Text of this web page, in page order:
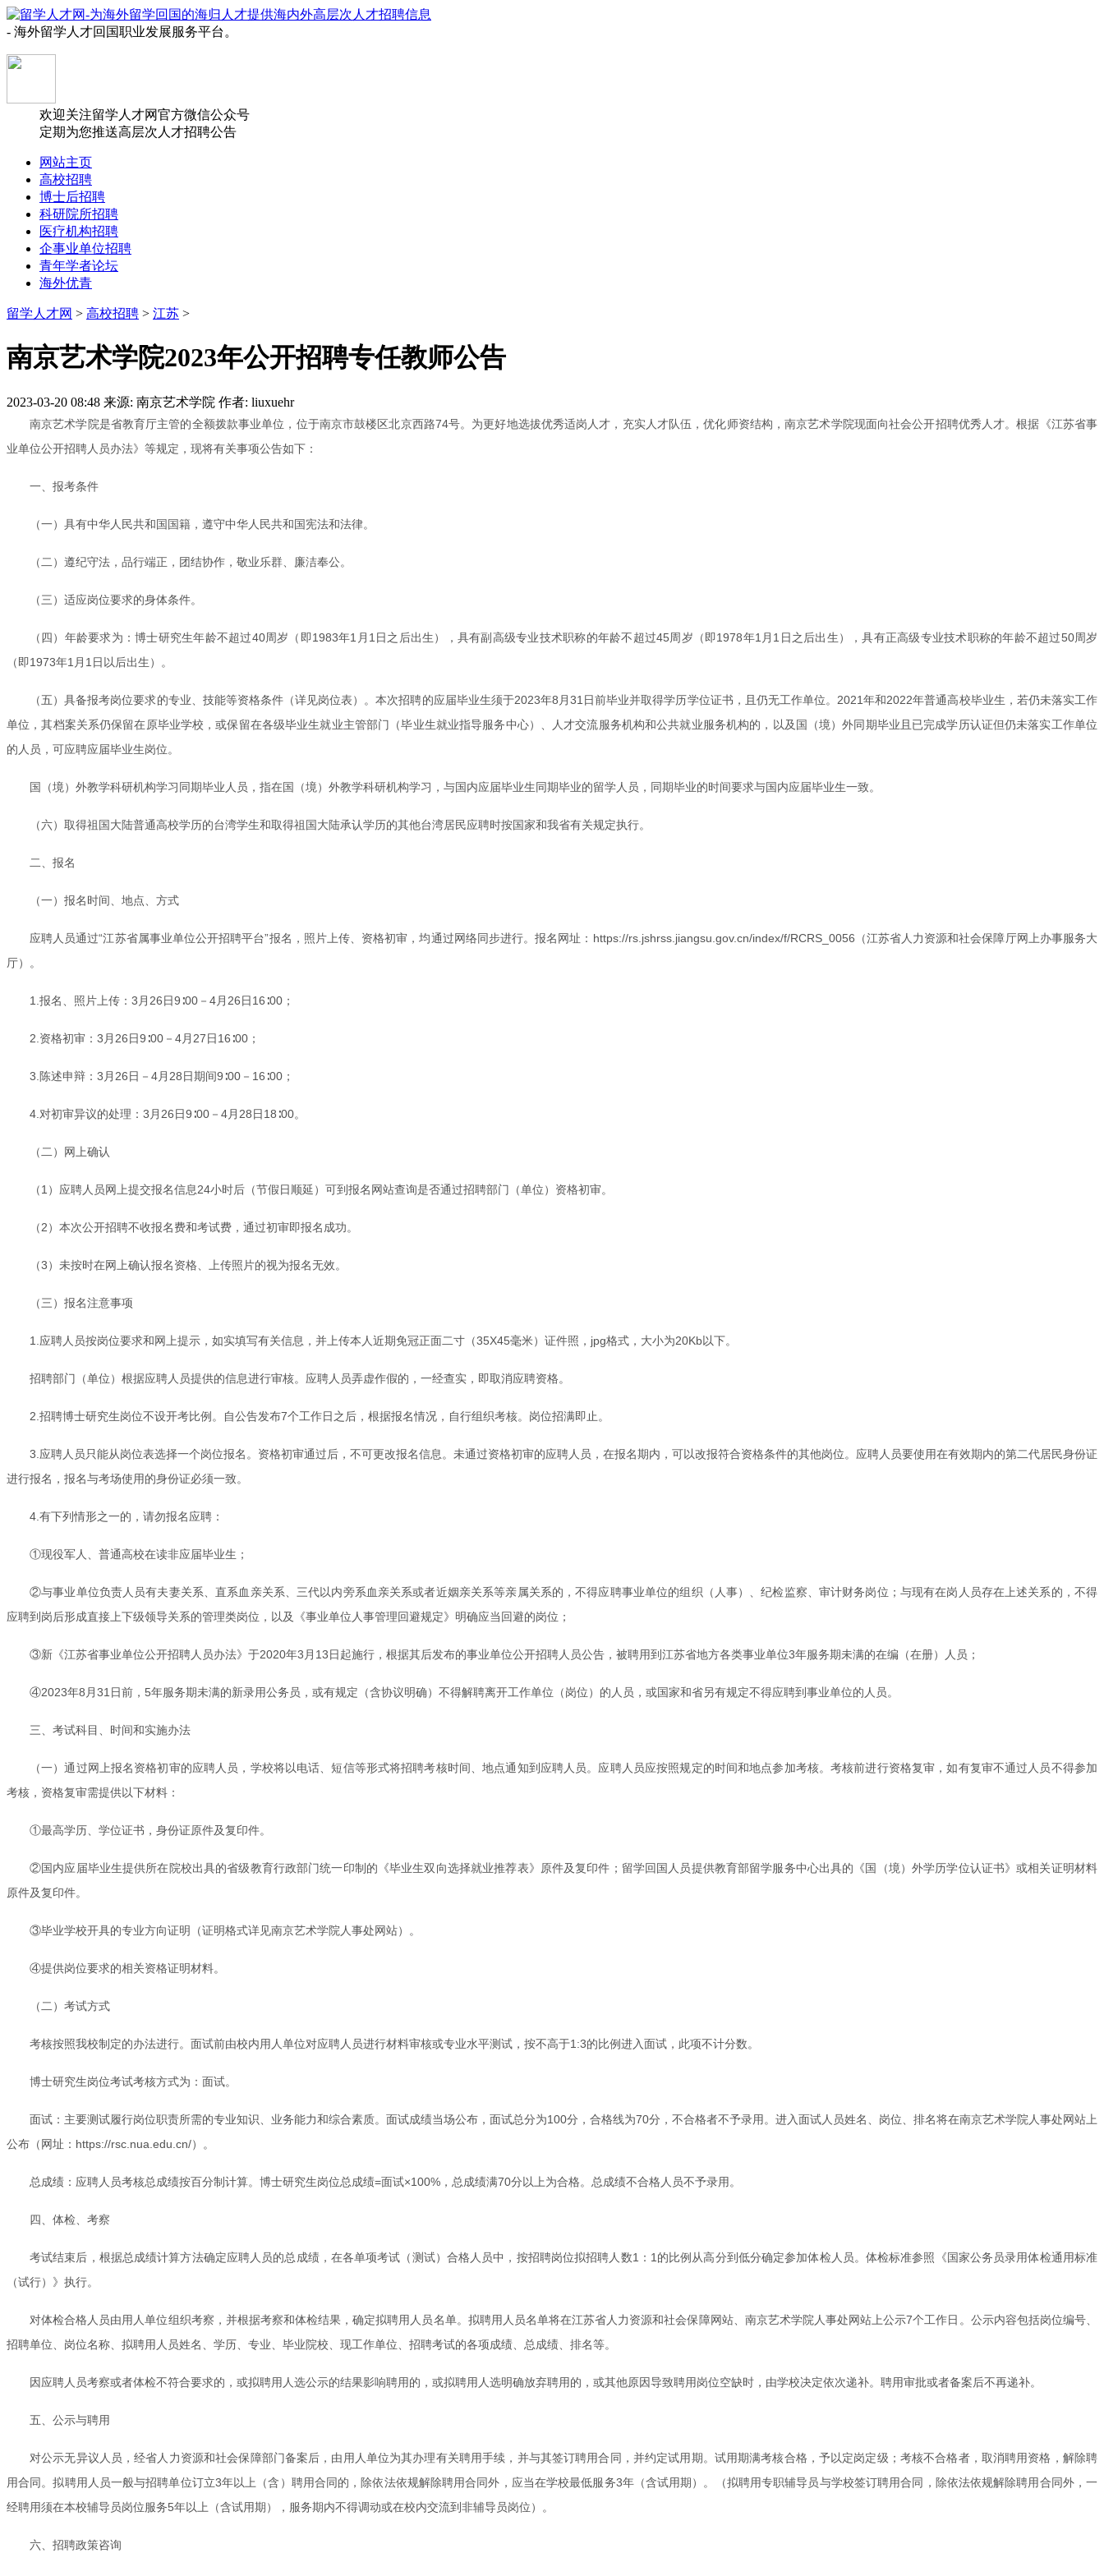
- 海外留学人才回国职业发展服务平台。
欢迎关注留学人才网官方微信公众号
定期为您推送高层次人才招聘公告
网站主页
高校招聘
博士后招聘
科研院所招聘
医疗机构招聘
企事业单位招聘
青年学者论坛
海外优青
留学人才网 > 高校招聘 > 江苏 >
南京艺术学院2023年公开招聘专任教师公告
2023-03-20 08:48 来源: 南京艺术学院 作者: liuxuehr
南京艺术学院是省教育厅主管的全额拨款事业单位，位于南京市鼓楼区北京西路74号。为更好地选拔优秀适岗人才，充实人才队伍，优化师资结构，南京艺术学院现面向社会公开招聘优秀人才。根据《江苏省事
业单位公开招聘人员办法》等规定，现将有关事项公告如下：
一、报考条件
（一）具有中华人民共和国国籍，遵守中华人民共和国宪法和法律。
（二）遵纪守法，品行端正，团结协作，敬业乐群、廉洁奉公。
（三）适应岗位要求的身体条件。
（四）年龄要求为：博士研究生年龄不超过40周岁（即1983年1月1日之后出生），具有副高级专业技术职称的年龄不超过45周岁（即1978年1月1日之后出生），具有正高级专业技术职称的年龄不超过50周岁
（即1973年1月1日以后出生）。
（五）具备报考岗位要求的专业、技能等资格条件（详见岗位表）。本次招聘的应届毕业生须于2023年8月31日前毕业并取得学历学位证书，且仍无工作单位。2021年和2022年普通高校毕业生，若仍未落实工作
单位，其档案关系仍保留在原毕业学校，或保留在各级毕业生就业主管部门（毕业生就业指导服务中心）、人才交流服务机构和公共就业服务机构的，以及国（境）外同期毕业且已完成学历认证但仍未落实工作单位
的人员，可应聘应届毕业生岗位。
国（境）外教学科研机构学习同期毕业人员，指在国（境）外教学科研机构学习，与国内应届毕业生同期毕业的留学人员，同期毕业的时间要求与国内应届毕业生一致。
（六）取得祖国大陆普通高校学历的台湾学生和取得祖国大陆承认学历的其他台湾居民应聘时按国家和我省有关规定执行。
二、报名
（一）报名时间、地点、方式
应聘人员通过“江苏省属事业单位公开招聘平台”报名，照片上传、资格初审，均通过网络同步进行。报名网址：https://rs.jshrss.jiangsu.gov.cn/index/f/RCRS_0056（江苏省人力资源和社会保障厅网上办事服务大
厅）。
1.报名、照片上传：3月26日9∶00－4月26日16∶00；
2.资格初审：3月26日9∶00－4月27日16∶00；
3.陈述申辩：3月26日－4月28日期间9∶00－16∶00；
4.对初审异议的处理：3月26日9∶00－4月28日18∶00。
（二）网上确认
（1）应聘人员网上提交报名信息24小时后（节假日顺延）可到报名网站查询是否通过招聘部门（单位）资格初审。
（2）本次公开招聘不收报名费和考试费，通过初审即报名成功。
（3）未按时在网上确认报名资格、上传照片的视为报名无效。
（三）报名注意事项
1.应聘人员按岗位要求和网上提示，如实填写有关信息，并上传本人近期免冠正面二寸（35X45毫米）证件照，jpg格式，大小为20Kb以下。
招聘部门（单位）根据应聘人员提供的信息进行审核。应聘人员弄虚作假的，一经查实，即取消应聘资格。
2.招聘博士研究生岗位不设开考比例。自公告发布7个工作日之后，根据报名情况，自行组织考核。岗位招满即止。
3.应聘人员只能从岗位表选择一个岗位报名。资格初审通过后，不可更改报名信息。未通过资格初审的应聘人员，在报名期内，可以改报符合资格条件的其他岗位。应聘人员要使用在有效期内的第二代居民身份证
进行报名，报名与考场使用的身份证必须一致。
4.有下列情形之一的，请勿报名应聘：
①现役军人、普通高校在读非应届毕业生；
②与事业单位负责人员有夫妻关系、直系血亲关系、三代以内旁系血亲关系或者近姻亲关系等亲属关系的，不得应聘事业单位的组织（人事）、纪检监察、审计财务岗位；与现有在岗人员存在上述关系的，不得
应聘到岗后形成直接上下级领导关系的管理类岗位，以及《事业单位人事管理回避规定》明确应当回避的岗位；
③新《江苏省事业单位公开招聘人员办法》于2020年3月13日起施行，根据其后发布的事业单位公开招聘人员公告，被聘用到江苏省地方各类事业单位3年服务期未满的在编（在册）人员；
④2023年8月31日前，5年服务期未满的新录用公务员，或有规定（含协议明确）不得解聘离开工作单位（岗位）的人员，或国家和省另有规定不得应聘到事业单位的人员。
三、考试科目、时间和实施办法
（一）通过网上报名资格初审的应聘人员，学校将以电话、短信等形式将招聘考核时间、地点通知到应聘人员。应聘人员应按照规定的时间和地点参加考核。考核前进行资格复审，如有复审不通过人员不得参加
考核，资格复审需提供以下材料：
①最高学历、学位证书，身份证原件及复印件。
②国内应届毕业生提供所在院校出具的省级教育行政部门统一印制的《毕业生双向选择就业推荐表》原件及复印件；留学回国人员提供教育部留学服务中心出具的《国（境）外学历学位认证书》或相关证明材料
原件及复印件。
③毕业学校开具的专业方向证明（证明格式详见南京艺术学院人事处网站）。
④提供岗位要求的相关资格证明材料。
（二）考试方式
考核按照我校制定的办法进行。面试前由校内用人单位对应聘人员进行材料审核或专业水平测试，按不高于1:3的比例进入面试，此项不计分数。
博士研究生岗位考试考核方式为：面试。
面试：主要测试履行岗位职责所需的专业知识、业务能力和综合素质。面试成绩当场公布，面试总分为100分，合格线为70分，不合格者不予录用。进入面试人员姓名、岗位、排名将在南京艺术学院人事处网站上
公布（网址：https://rsc.nua.edu.cn/）。
总成绩：应聘人员考核总成绩按百分制计算。博士研究生岗位总成绩=面试×100%，总成绩满70分以上为合格。总成绩不合格人员不予录用。
四、体检、考察
考试结束后，根据总成绩计算方法确定应聘人员的总成绩，在各单项考试（测试）合格人员中，按招聘岗位拟招聘人数1：1的比例从高分到低分确定参加体检人员。体检标准参照《国家公务员录用体检通用标准
（试行）》执行。
对体检合格人员由用人单位组织考察，并根据考察和体检结果，确定拟聘用人员名单。拟聘用人员名单将在江苏省人力资源和社会保障网站、南京艺术学院人事处网站上公示7个工作日。公示内容包括岗位编号、
招聘单位、岗位名称、拟聘用人员姓名、学历、专业、毕业院校、现工作单位、招聘考试的各项成绩、总成绩、排名等。
因应聘人员考察或者体检不符合要求的，或拟聘用人选公示的结果影响聘用的，或拟聘用人选明确放弃聘用的，或其他原因导致聘用岗位空缺时，由学校决定依次递补。聘用审批或者备案后不再递补。
五、公示与聘用
对公示无异议人员，经省人力资源和社会保障部门备案后，由用人单位为其办理有关聘用手续，并与其签订聘用合同，并约定试用期。试用期满考核合格，予以定岗定级；考核不合格者，取消聘用资格，解除聘
用合同。拟聘用人员一般与招聘单位订立3年以上（含）聘用合同的，除依法依规解除聘用合同外，应当在学校最低服务3年（含试用期）。（拟聘用专职辅导员与学校签订聘用合同，除依法依规解除聘用合同外，一
经聘用须在本校辅导员岗位服务5年以上（含试用期），服务期内不得调动或在校内交流到非辅导员岗位）。
六、招聘政策咨询